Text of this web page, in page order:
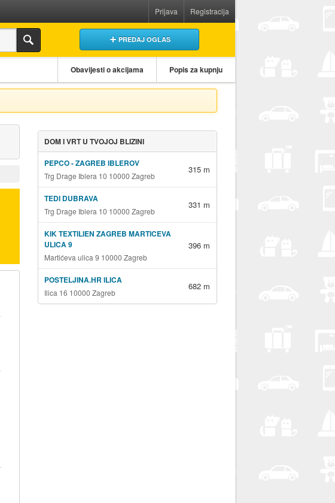
Prijava Registracija
PREDAJ OGLAS
Obavijesti o akcijama Popis za kupnju
DOM I VRT U TVOJOJ BLIZINI
PEPCO - ZAGREB IBLEROV
Trg Drage Iblera 10 10000 Zagreb
315 m
TEDI DUBRAVA
Trg Drage Iblera 10 10000 Zagreb
331 m
KIK TEXTILIEN ZAGREB MARTICEVA
ULICA 9
Martićeva ulica 9 10000 Zagreb
396 m
POSTELJINA.HR ILICA
Ilica 16 10000 Zagreb
682 m